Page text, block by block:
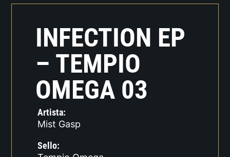
INFECTION EP
– TEMPIO
OMEGA 03
Artista:
Mist Gasp
Sello: